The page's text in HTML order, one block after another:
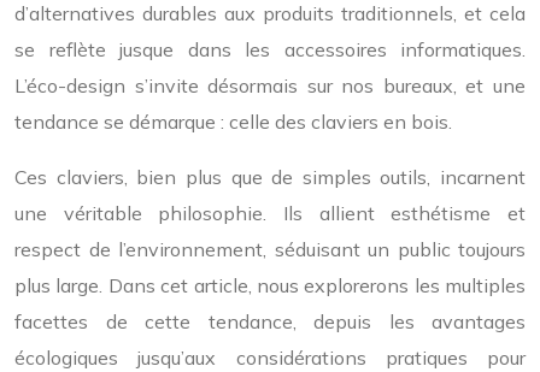
d’alternatives durables aux produits traditionnels, et cela
se reflète jusque dans les accessoires informatiques.
L’éco-design s’invite désormais sur nos bureaux, et une
tendance se démarque : celle des claviers en bois.
Ces claviers, bien plus que de simples outils, incarnent
une véritable philosophie. Ils allient esthétisme et
respect de l’environnement, séduisant un public toujours
plus large. Dans cet article, nous explorerons les multiples
facettes de cette tendance, depuis les avantages
écologiques jusqu’aux considérations pratiques pour